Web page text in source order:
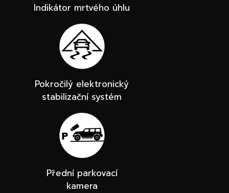
Indikátor mrtvého úhlu
Pokročilý elektronický
stabilizační systém
Přední parkovací
kamera